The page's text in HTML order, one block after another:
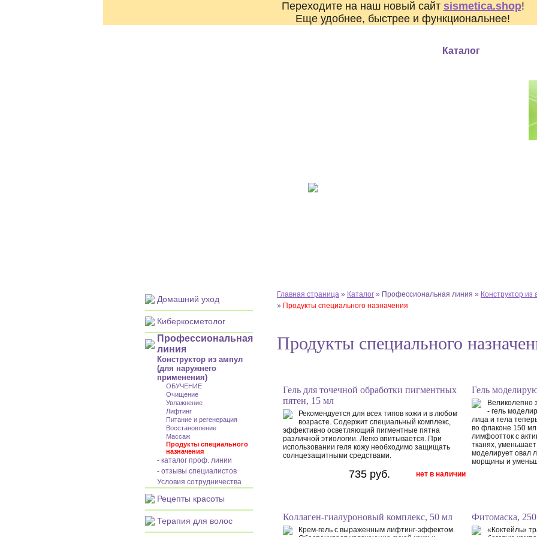
Переходите на наш новый сайт sismetica.shop!
Еще удобнее, быстрее и функциональнее!
Каталог
Домашний уход
Киберкосметолог
Профессиональная
линия
Конструктор из ампул
(для наружнего
применения)
ОБУЧЕНИЕ
Очищение
Увлажнение
Лифтинг
Питание и регенерация
Восстановление
Массаж
Продукты специального
назначения
- каталог проф. линии
- отзывы специалистов
Условия сотрудничества
Рецепты красоты
Терапия для волос
Главная страница » Каталог » Профессиональная линия » Конструктор
» Продукты специального назначения
Продукты специального
Гель для точечной обработки пигментных
пятен, 15 мл
Рекомендуется для всех типов кожи и в любом
возрасте. Содержит специальный комплекс,
эффективно осветляющий пигментные пятна
различной этиологии. Легко впитывается. При
использовании геля кожу необходимо защищать
солнцезащитными средствами.
735 руб. нет в наличии
Гель
Великолепно
- гель
лица и тела
во флаконе 150
лимфоотток с
тканях,
моделирует овал
морщины и
Коллаген-гиалуроновый комплекс, 50 мл
Крем-гель с выраженным лифтинг-эффектом.
Фитомаска,
«Коктейль»